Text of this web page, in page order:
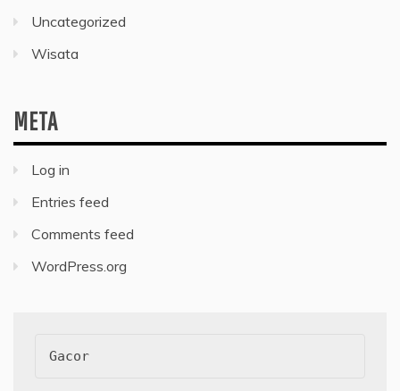
Uncategorized
Wisata
META
Log in
Entries feed
Comments feed
WordPress.org
Gacor